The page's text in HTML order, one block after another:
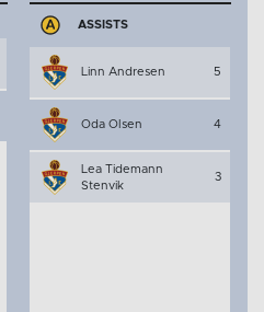
ASSISTS
Linn Andresen 5
Oda Olsen 4
Lea Tidemann
Stenvik
3